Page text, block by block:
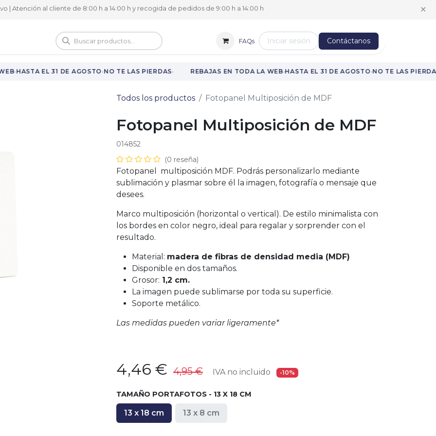
| Atención al cliente de 8:00 h a 14:00 h y recogida de pedidos de 9:00 h a 14:00 h ✕
Vuelta al cole FAQs Iniciar sesión Contáctanos
·HASTA EL 31 DE AGOSTO·NO TE LAS PIERDAS· REBAJAS EN TODA LA WEB·HASTA EL 31 DE AGOSTO·NO TE LAS PIERDAS
Todos los productos Fotopanel Multiposición de MDF
Fotopanel Multiposición de MDF
014852
(0 reseña)
Fotopanel multiposición MDF. Podrás personalizarlo mediante
sublimación y plasmar sobre él la imagen, fotografía o mensaje que
desees.
Marco multiposición (horizontal o vertical). De estilo minimalista con
los bordes en color negro, ideal para regalar y sorprender con el
resultado.
Material: madera de fibras de densidad media (MDF)
Disponible en dos tamaños.
Grosor: 1,2 cm.
La imagen puede sublimarse por toda su superficie.
Soporte metálico.
Las medidas pueden variar ligeramente*
4,46 € 4,95€ IVA no incluido -10%
TAMAÑO PORTAFOTOS - 13 X 18 CM
13 x 18 cm 13 x 8 cm